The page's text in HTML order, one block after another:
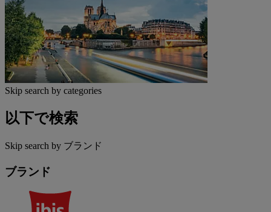
Skip search by categories
以下で検索
Skip search by ブランド
ブランド